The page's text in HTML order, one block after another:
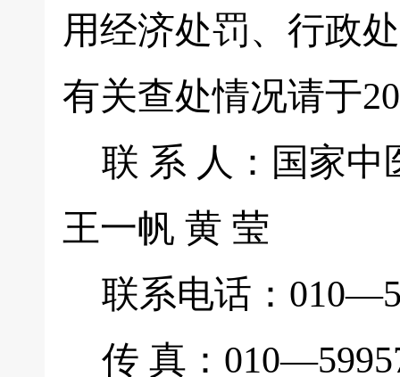
用经济处罚、行政
有关查处情况请于
联 系 人：国家中
王一帆 黄 莹
联系电话：
传 真：